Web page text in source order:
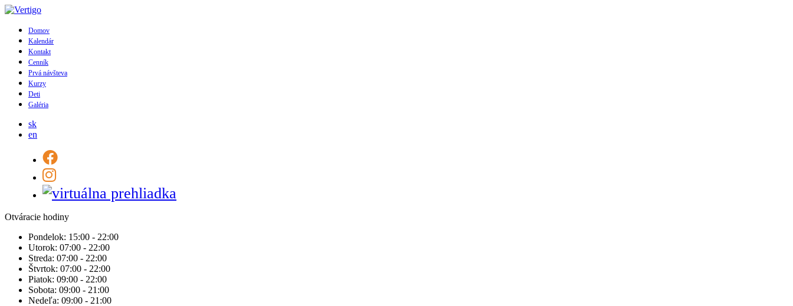
Domov
Kalendár
Kontakt
Cenník
Prvá návšteva
Kurzy
Deti
Galéria
sk
en
Otváracie hodiny
Pondelok: 15:00 - 22:00
Utorok: 07:00 - 22:00
Streda: 07:00 - 22:00
Štvrtok: 07:00 - 22:00
Piatok: 09:00 - 22:00
Sobota: 09:00 - 21:00
Nedeľa: 09:00 - 21:00